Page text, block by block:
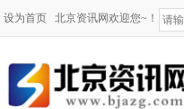
设为首页 北京资讯网欢迎您~！